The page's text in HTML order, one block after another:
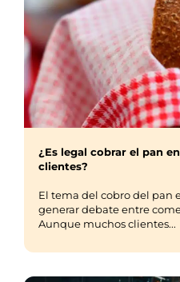
¿Es legal cobrar el pan
clientes?
El tema del cobro del pan
generar debate entre
Aunque muchos clientes...